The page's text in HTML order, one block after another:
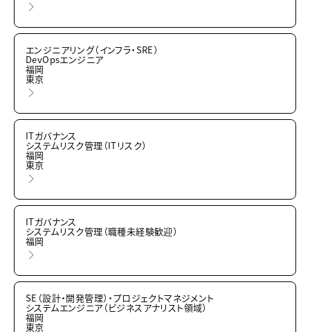
エンジニアリング（インフラ・SRE）
DevOpsエンジニア
福岡
東京
ITガバナンス
システムリスク管理（ITリスク）
福岡
東京
ITガバナンス
システムリスク管理（職種未経験歓迎）
福岡
SE（設計・開発管理）・プロジェクトマネジメント
システムエンジニア（ビジネスアナリスト領域）
福岡
東京